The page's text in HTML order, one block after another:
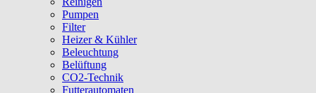
Pumpen
Filter
Heizer & Kühler
Beleuchtung
Belüftung
CO2-Technik
Futterautomaten